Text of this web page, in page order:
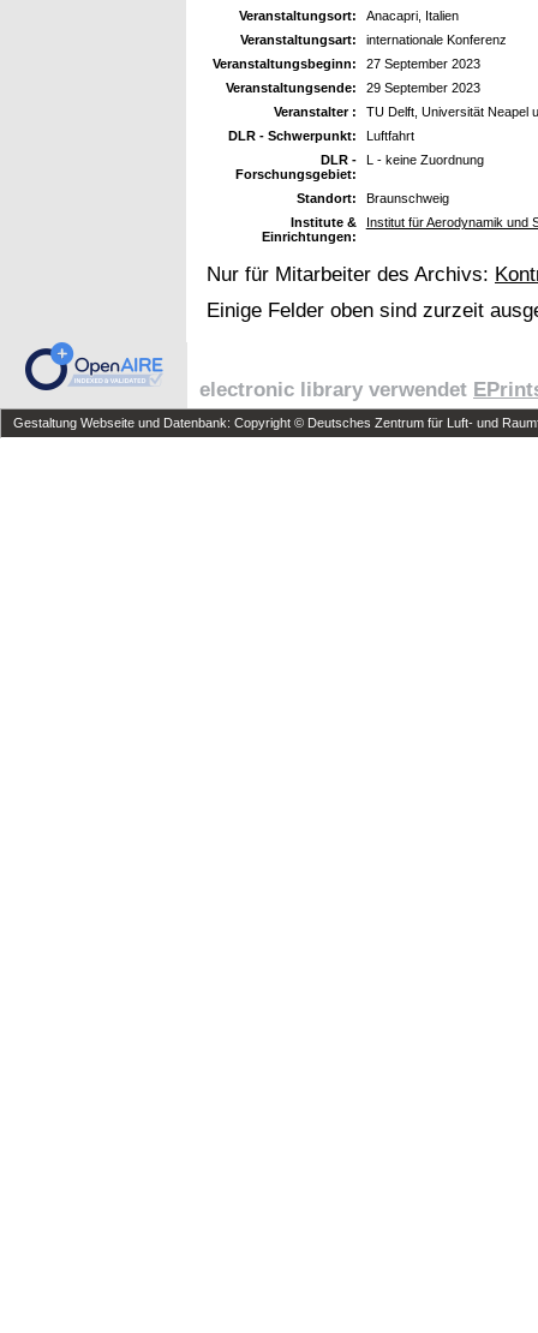
Veranstaltungsort:
Anacapri, Italien
Veranstaltungsart:
internationale Konferenz
Veranstaltungsbeginn:
27 September 2023
Veranstaltungsende:
29 September 2023
Veranstalter :
TU Delft, Universität Neapel
DLR - Schwerpunkt:
Luftfahrt
DLR -
Forschungsgebiet:
L - keine Zuordnung
Standort:
Braunschweig
Institute &
Einrichtungen:
Institut für Aerodynamik und
Nur für Mitarbeiter des Archivs:
Einige Felder oben sind zurzeit
electronic library verwendet
Gestaltung Webseite und Datenbank: Copyright © Deutsches Zentrum für Luft- und